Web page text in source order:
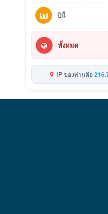
ปีนี้
ทั้งหมด
IP ของท่านคือ